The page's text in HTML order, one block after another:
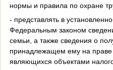
нормы и правила по охране
- представлять в
Федеральным законом
семьи, а также сведения о
принадлежащем ему на праве
являющихся объектами